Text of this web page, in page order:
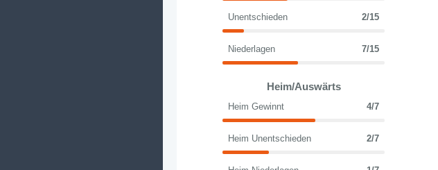
Unentschieden 2/15
Niederlagen 7/15
Heim/Auswärts
Heim Gewinnt 4/7
Heim Unentschieden 2/7